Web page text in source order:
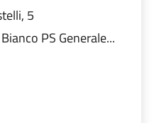
5
PS Generale...